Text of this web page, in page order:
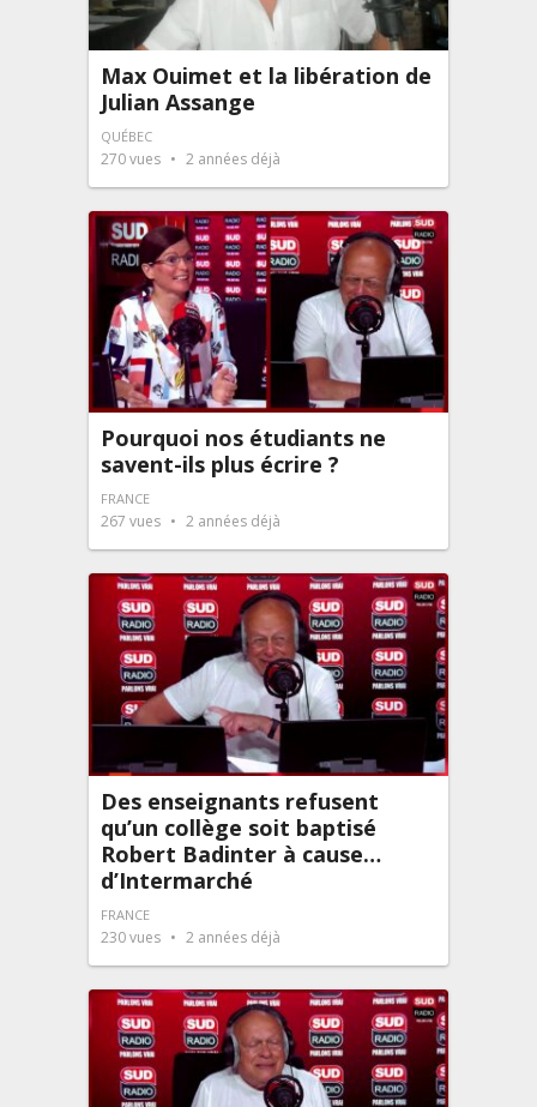
Max Ouimet et la libération de
Julian Assange
QUÉBEC
270vues 2 années déjà
Pourquoi nos étudiants ne
savent-ils plus écrire ?
FRANCE
267 vues 2 années déjà
Des enseignants refusent
qu’un collège soit baptisé
Robert Badinter à cause…
d’Intermarché
FRANCE
230vues 2 années déjà